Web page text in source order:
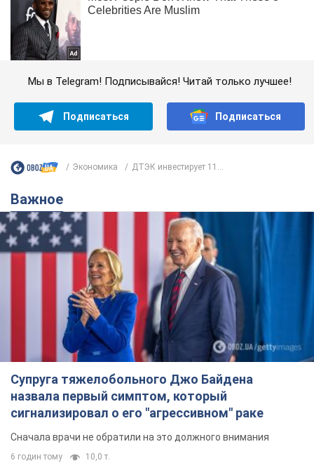
Мы в Telegram! Подписывайся! Читай только лучшее!
Подписаться Подписаться
Экономика ДТЭК инвестирует 11...
Важное
Супруга тяжелобольного Джо Байдена
назвала первый симптом, который
сигнализировал о его "агрессивном" раке
Сначала врачи не обратили на это должного внимания
6 годин тому 10,0 т.